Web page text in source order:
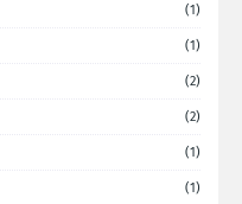
(1)
(1)
(2)
(2)
(1)
(1)